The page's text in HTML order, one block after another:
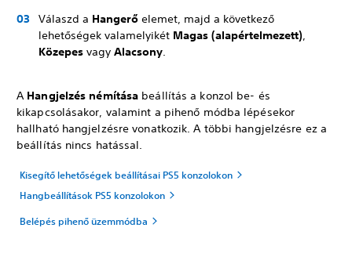
Válaszd a Hangerő elemet, majd a következő
lehetőségek valamelyikét Magas (alapértelmezett),
Közepes vagy Alacsony.
A Hangjelzés némítása beállítás a konzol be- és
kikapcsolásakor, valamint a pihenő módba lépésekor
hallható hangjelzésre vonatkozik. A többi hangjelzésre ez a
beállítás nincs hatással.
Kisegítő lehetőségek beállításai PS5 konzolokon
Hangbeállítások PS5 konzolokon
Belépés pihenő üzemmódba